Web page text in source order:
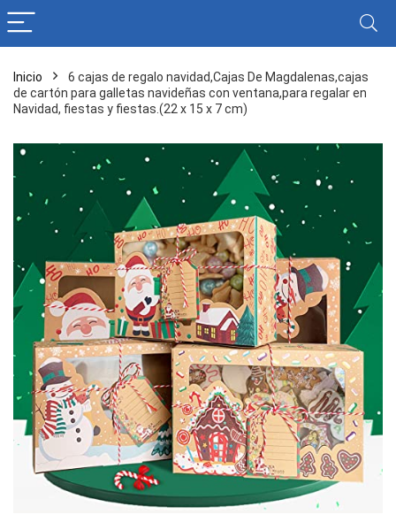
Inicio
6 cajas de regalo navidad,Cajas De Magdalenas,cajas
de cartón para galletas navideñas con ventana,para regalar en
Navidad, fiestas y fiestas.(22 x 15 x 7 cm)